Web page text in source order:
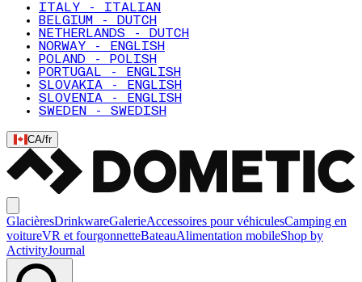
ITALY - ITALIAN
BELGIUM - DUTCH
NETHERLANDS - DUTCH
NORWAY - ENGLISH
POLAND - POLISH
PORTUGAL - ENGLISH
SLOVAKIA - ENGLISH
SLOVENIA - ENGLISH
SWEDEN - SWEDISH
CA/fr
GlacièresDrinkwareGalerieAccessoires pour véhiculesCamping en
voitureVR et fourgonnetteBateauAlimentation mobileShop by
ActivityJournal